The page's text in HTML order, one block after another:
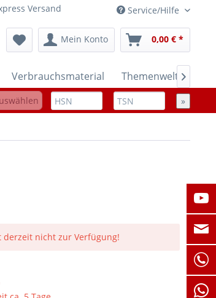
Versand Service/Hilfe
Mein Konto 0,00 € *
Verbrauchsmaterial Themenwelten

»
derzeit nicht zur Verfügung!